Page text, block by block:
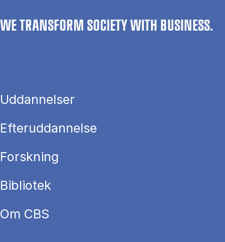
WE TRANSFORM SOCIETY WITH BUSINESS.
Uddannelser
Efteruddannelse
Forskning
Bibliotek
Om CBS